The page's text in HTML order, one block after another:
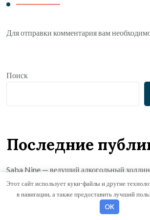
Для отправки комментария вам
Поиск
Последние
Saba Nine — ведущий алкогольный
Основные подходы к терапии и коррекции
аутистического спектра у детей
Этот сайт использует куки-файлы и другие
в навигации, а также предоставить лучший
OK